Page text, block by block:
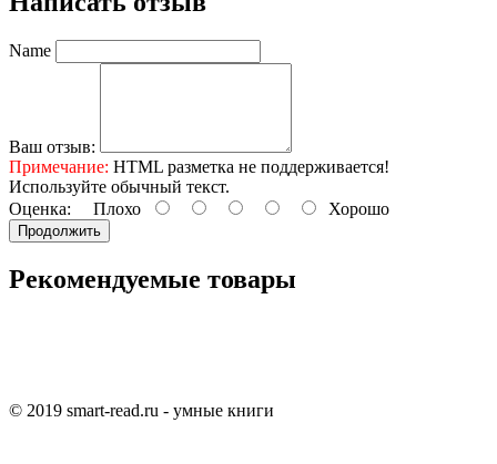
Name
Ваш отзыв:
Примечание: HTML разметка не поддерживается!
Используйте обычный текст.
Оценка: Плохо Хорошо
Продолжить
Рекомендуемые товары
© 2019 smart-read.ru - умные книги